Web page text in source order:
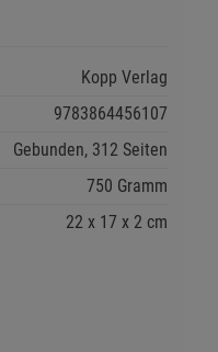
Kopp Verlag
9783864456107
Gebunden, 312 Seiten
750 Gramm
22 17 2cm